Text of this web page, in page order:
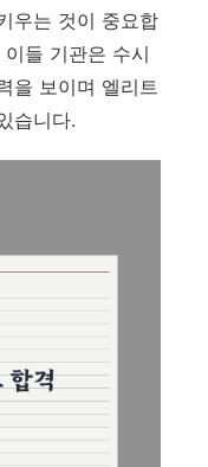
우는 것이 중요합
들 기관은 수시
을 보이며 엘리트
습니다.